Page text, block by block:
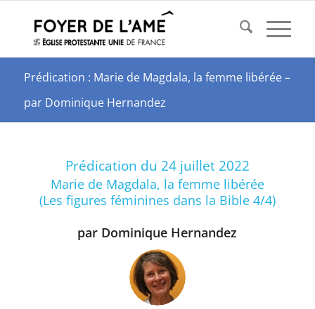
Prédication : Marie de Magdala, la femme libérée –
par Dominique Hernandez
Prédication du 24 juillet 2022
Marie de Magdala, la femme libérée
(Les figures féminines dans la Bible 4/4)
par Dominique Hernandez